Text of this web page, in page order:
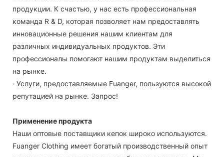
продукции. К счастью, у нас есть профессиональная
команда R & D, которая позволяет нам предоставлять
инновационные решения нашим клиентам для
различных индивидуальных продуктов. Эти
профессионалы помогают нашим продуктам выделиться
на рынке.
· Услуги, предоставляемые Fuanger, пользуются высокой
репутацией на рынке. Запрос!
Применение продукта
Наши оптовые поставщики кепок широко используются.
Fuanger Clothing имеет богатый производственный опыт